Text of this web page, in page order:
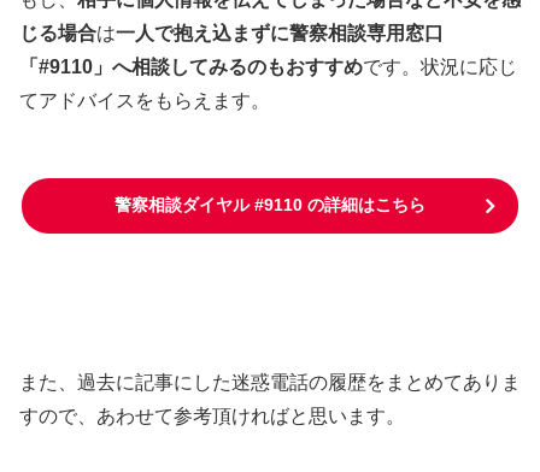
じる場合は一人で抱え込まずに警察相談専用窓口
「#9110」へ相談してみるのもおすすめです。状況に応じ
てアドバイスをもらえます。
警察相談ダイヤル #9110 の詳細はこちら
また、過去に記事にした迷惑電話の履歴をまとめてありま
すので、あわせて参考頂ければと思います。